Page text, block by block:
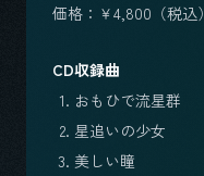
価格：￥4,800（税込）
CD収録曲
おもひで流星群
星追いの少女
美しい瞳